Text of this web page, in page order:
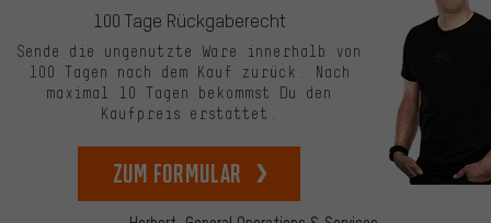
100 Tage Rückgaberecht
Sende die ungenutzte Ware innerhalb von
100 Tagen nach dem Kauf zurück. Nach
maximal 10 Tagen bekommst Du den
Kaufpreis erstattet.
zum Formular